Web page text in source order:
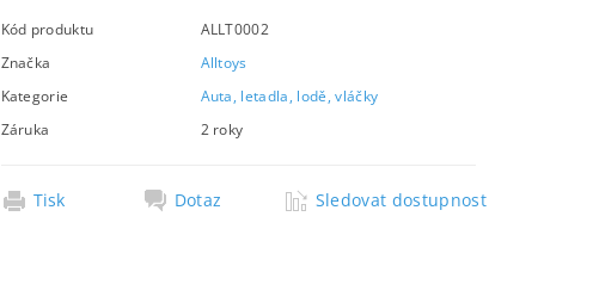
Kód produktu
ALLT0002
Značka
Alltoys
Kategorie
Auta, letadla, lodě, vláčky
Záruka
2 roky
Tisk Dotaz Sledovat dostupnost